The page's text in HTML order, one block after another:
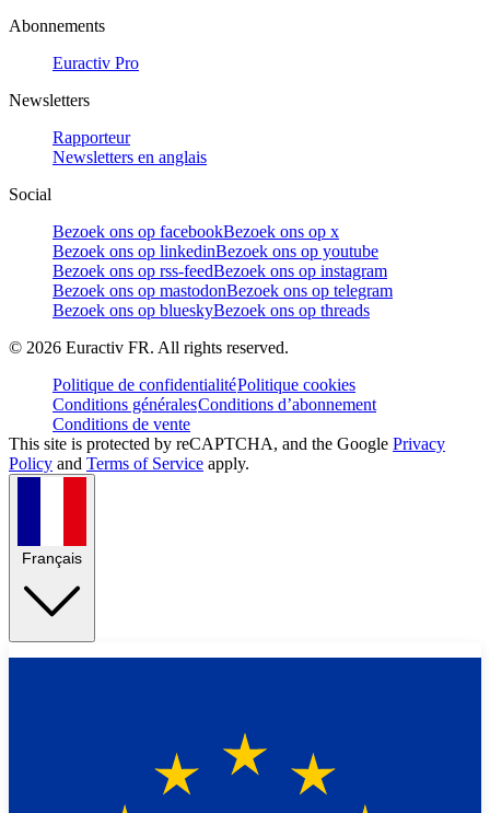
Abonnements
Euractiv Pro
Newsletters
Rapporteur
Newsletters en anglais
Social
Bezoek ons op facebookBezoek ons op x
Bezoek ons op linkedinBezoek ons op youtube
Bezoek ons op rss-feedBezoek ons op instagram
Bezoek ons op mastodonBezoek ons op telegram
Bezoek ons op blueskyBezoek ons op threads
© 2026 Euractiv FR. All rights reserved.
Politique de confidentialitéPolitique cookies
Conditions généralesConditions d’abonnement
Conditions de vente
This site is protected by reCAPTCHA, and the Google Privacy
Policy and Terms of Service apply.
Français